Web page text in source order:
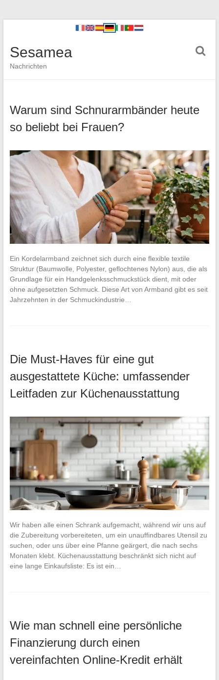
Sesamea
Nachrichten
Warum sind Schnurarmbänder heute
so beliebt bei Frauen?
Ein Kordelarmband zeichnet sich durch eine flexible textile
Struktur (Baumwolle, Polyester, geflochtenes Nylon) aus, die als
Grundlage für ein Handgelenksschmuckstück dient, mit oder
ohne aufgesetzten Schmuck. Diese Art von Armband gibt es seit
Jahrzehnten in der Schmuckindustrie…
Die Must-Haves für eine gut
ausgestattete Küche: umfassender
Leitfaden zur Küchenausstattung
Wir haben alle einen Schrank aufgemacht, während wir uns auf
die Zubereitung vorbereiteten, um ein unauffindbares Utensil zu
suchen, oder uns über eine Pfanne geärgert, die nach sechs
Monaten klebt. Küchenausstattung beschränkt sich nicht auf
eine lange Einkaufsliste: Es ist ein…
Wie man schnell eine persönliche
Finanzierung durch einen
vereinfachten Online-Kredit erhält